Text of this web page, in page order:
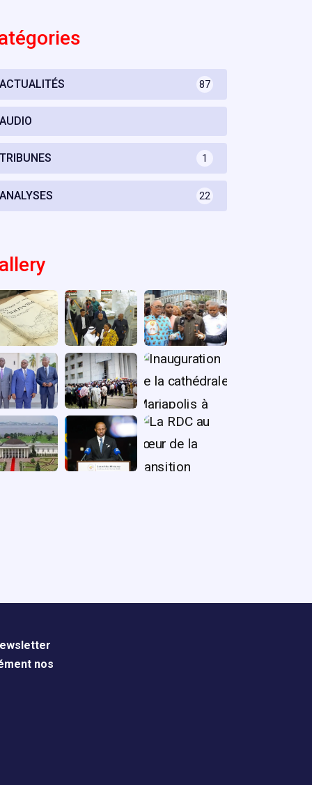
ACTUALITÉS 87
AUDIO
TRIBUNES 1
ANALYSES 22
nos